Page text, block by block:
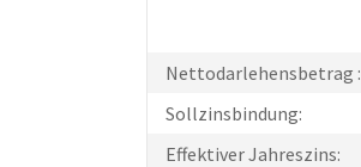
Nettodarlehensbetrag :
Sollzinsbindung:
Effektiver Jahreszins: